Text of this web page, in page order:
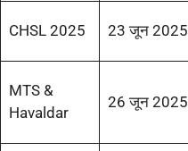
CHSL 2025 23 जून 2025
MTS &
Havaldar
26 जून 2025